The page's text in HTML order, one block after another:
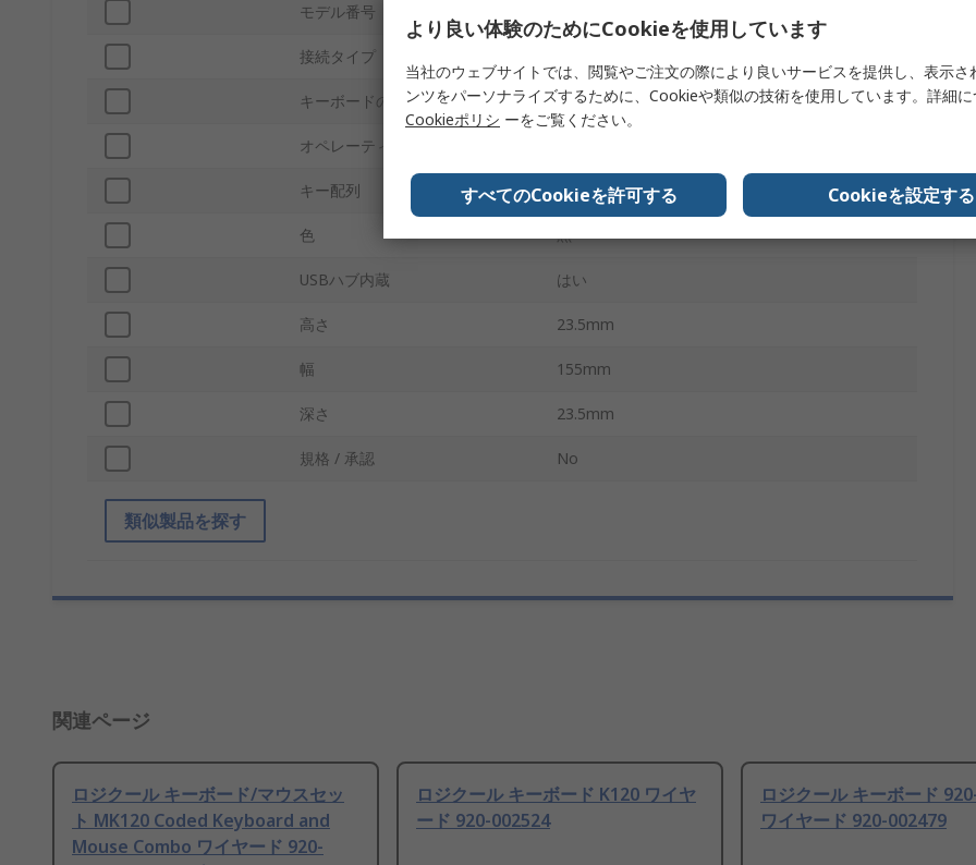
モデル番号
接続タイプ
キーボードのタイプ スタンダード
オペレーティングシステム
キー配列 QWERTY (イタリア)
色 黒
USBハブ内蔵 はい
高さ 23.5mm
幅 155mm
深さ 23.5mm
規格 / 承認 No
類似製品を探す
関連ページ
ロジクール キーボード/マウスセッ
ト MK120 Coded Keyboard and
Mouse Combo ワイヤード 920-
ロジクール キーボード K120 ワイヤ
ード 920-002524
ロジクール キーボード
ワイヤード 920-002479
より良い体験のためにCookieを使用しています
当社のウェブサイトでは、閲覧やご注文の際により良いサービスを提供し、表示さ
ンツをパーソナライズするために、Cookieや類似の技術を使用しています。詳細に
Cookieポリシ ーをご覧ください。
すべてのCookieを許可する Cookieを設定する